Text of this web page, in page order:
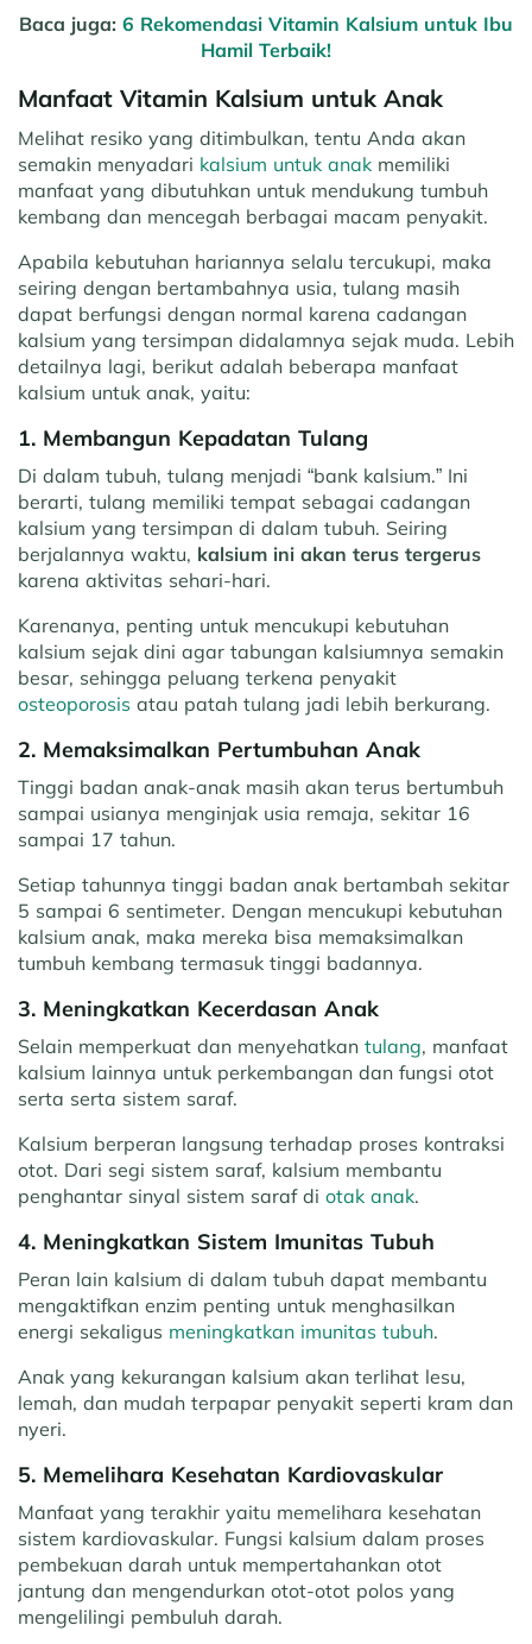
Baca juga: 6 Rekomendasi Vitamin Kalsium untuk Ibu
Hamil Terbaik!
Manfaat Vitamin Kalsium untuk Anak
Melihat resiko yang ditimbulkan, tentu Anda akan
semakin menyadari kalsium untuk anak memiliki
manfaat yang dibutuhkan untuk mendukung tumbuh
kembang dan mencegah berbagai macam penyakit.
Apabila kebutuhan hariannya selalu tercukupi, maka
seiring dengan bertambahnya usia, tulang masih
dapat berfungsi dengan normal karena cadangan
kalsium yang tersimpan didalamnya sejak muda. Lebih
detailnya lagi, berikut adalah beberapa manfaat
kalsium untuk anak, yaitu:
1. Membangun Kepadatan Tulang
Di dalam tubuh, tulang menjadi “bank kalsium.” Ini
berarti, tulang memiliki tempat sebagai cadangan
kalsium yang tersimpan di dalam tubuh. Seiring
berjalannya waktu, kalsium ini akan terus tergerus
karena aktivitas sehari-hari.
Karenanya, penting untuk mencukupi kebutuhan
kalsium sejak dini agar tabungan kalsiumnya semakin
besar, sehingga peluang terkena penyakit
osteoporosis atau patah tulang jadi lebih berkurang.
2. Memaksimalkan Pertumbuhan Anak
Tinggi badan anak-anak masih akan terus bertumbuh
sampai usianya menginjak usia remaja, sekitar 16
sampai 17 tahun.
Setiap tahunnya tinggi badan anak bertambah sekitar
5 sampai 6 sentimeter. Dengan mencukupi kebutuhan
kalsium anak, maka mereka bisa memaksimalkan
tumbuh kembang termasuk tinggi badannya.
3. Meningkatkan Kecerdasan Anak
Selain memperkuat dan menyehatkan tulang, manfaat
kalsium lainnya untuk perkembangan dan fungsi otot
serta serta sistem saraf.
Kalsium berperan langsung terhadap proses kontraksi
otot. Dari segi sistem saraf, kalsium membantu
penghantar sinyal sistem saraf di otak anak.
4. Meningkatkan Sistem Imunitas Tubuh
Peran lain kalsium di dalam tubuh dapat membantu
mengaktifkan enzim penting untuk menghasilkan
energi sekaligus meningkatkan imunitas tubuh.
Anak yang kekurangan kalsium akan terlihat lesu,
lemah, dan mudah terpapar penyakit seperti kram dan
nyeri.
5. Memelihara Kesehatan Kardiovaskular
Manfaat yang terakhir yaitu memelihara kesehatan
sistem kardiovaskular. Fungsi kalsium dalam proses
pembekuan darah untuk mempertahankan otot
jantung dan mengendurkan otot-otot polos yang
mengelilingi pembuluh darah.